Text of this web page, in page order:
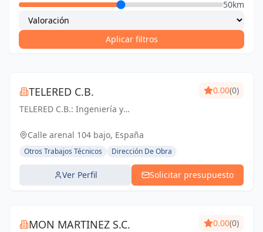
50km
Aplicar filtros
TELERED C.B.
TELERED C.B.: Ingeniería y
conectado. Soluciones integrales, calidad y
experiencia en Vigo y Pontevedra.
0.00(0)
Calle arenal 104 bajo, España
Otros Trabajos Técnicos Dirección De Obra
Ver Perfil Solicitar presupuesto
MON MARTINEZ S.C. 0.00(0)